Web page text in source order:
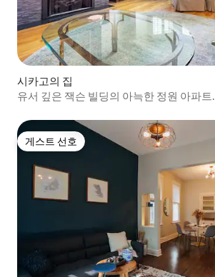
시카고의 집
유서 깊은 잭슨 빌딩의 아늑한 정원 아파트.
게스트 선호
게스트 선호